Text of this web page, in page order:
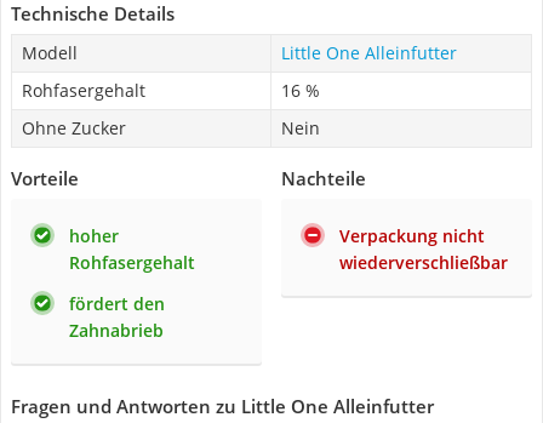
Technische Details
Modell
Little One Alleinfutter
Rohfasergehalt
16 %
Ohne Zucker
Nein
Vorteile
hoher
Rohfasergehalt
fördert den
Zahnabrieb
Nachteile
Verpackung nicht
wiederverschließbar
Fragen und Antworten zu Little One Alleinfutter